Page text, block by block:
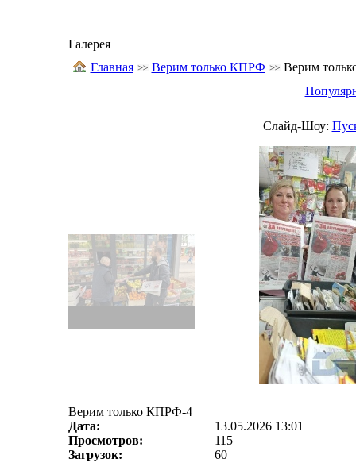
Галерея
Главная
Верим только КПРФ
Верим
Слайд-Шоу:
Верим только КПРФ-4
Дата:
13.05.2026 13:01
Просмотров:
115
Загрузок:
60